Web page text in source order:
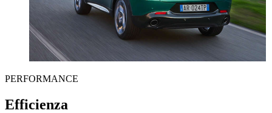
PERFORMANCE
Efficienza